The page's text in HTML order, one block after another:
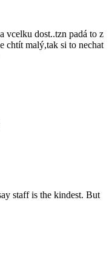
vcelku dost..tzn padá to z
chtít malý,tak si to nechat
staff is the kindest. But